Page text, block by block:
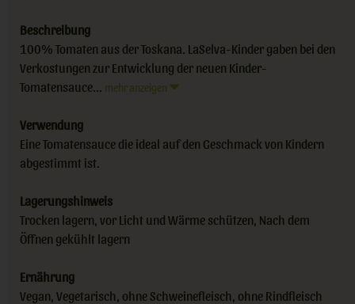
Beschreibung
100% Tomaten aus der Toskana. LaSelva-Kinder gaben bei den
Verkostungen zur Entwicklung der neuen Kinder-
Tomatensauce...
mehr anzeigen
Verwendung
Eine Tomatensauce die ideal auf den Geschmack von Kindern
abgestimmt ist.
Lagerungshinweis
Trocken lagern, vor Licht und Wärme schützen, Nach dem
Öffnen gekühlt lagern
Ernährung
Vegan, Vegetarisch, ohne Schweinefleisch, ohne Rindfleisch